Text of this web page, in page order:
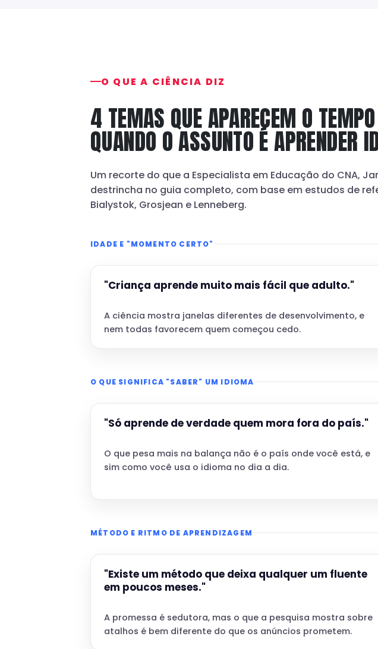
O QUE A CIÊNCIA DIZ
4 TEMAS QUE APARECEM O
QUANDO O ASSUNTO É APRENDER
Um recorte do que a Especialista em Educação do CNA,
destrincha no guia completo, com base em estudos de
Bialystok, Grosjean e Lenneberg.
IDADE E "MOMENTO CERTO"
"Criança aprende muito mais fácil que adulto."
A ciência mostra janelas diferentes de desenvolvimento, e
nem todas favorecem quem começou cedo.
O QUE SIGNIFICA "SABER" UM IDIOMA
"Só aprende de verdade quem mora fora do país."
O que pesa mais na balança não é o país onde você está, e
sim como você usa o idioma no dia a dia.
MÉTODO E RITMO DE APRENDIZAGEM
"Existe um método que deixa qualquer um fluente
em poucos meses."
A promessa é sedutora, mas o que a pesquisa mostra sobre
atalhos é bem diferente do que os anúncios prometem.